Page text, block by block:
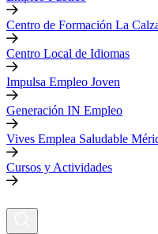
Centro de Formación La
Centro Local de Idiomas
Impulsa Empleo Joven
Generación IN Empleo
Vives Emplea Saludable
Cursos y Actividades